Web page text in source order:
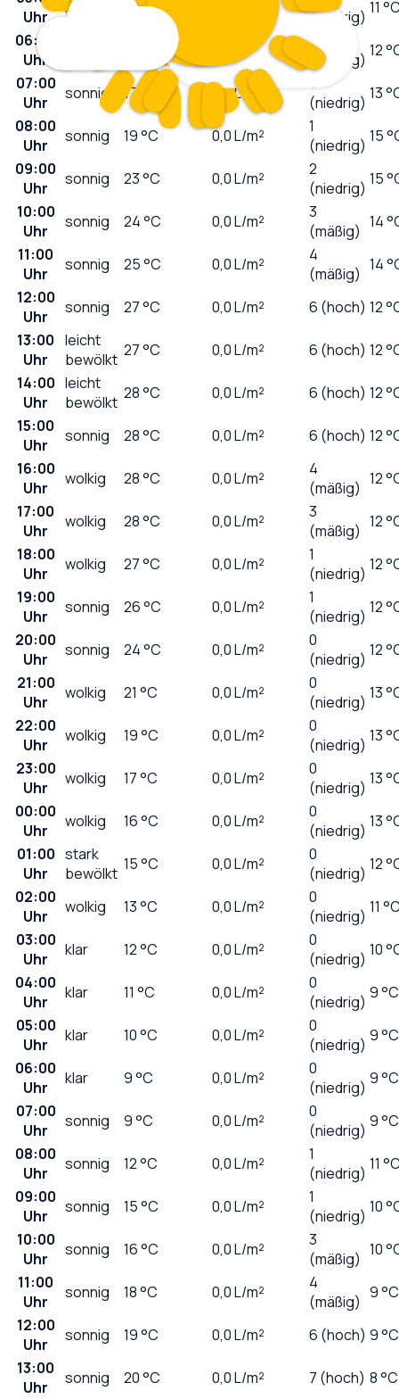
Uhr
klar 16°C
(niedrig) 11
06:00
Uhr
L/m²
0
(niedrig) 12
07:00
Uhr
sonnig 17 °C 0,0L/m²
0
(niedrig) 13
08:00
Uhr
sonnig 19°C 0,0L/m²
1
(niedrig) 15
09:00
Uhr
sonnig 23°C 0,0L/m²
2
(niedrig) 15
10:00
Uhr
sonnig 24°C 0,0L/m²
3
(mäßig) 14
11:00
Uhr
sonnig 25°C 0,0L/m²
4
(mäßig) 14
12:00
Uhr
sonnig 27°C 0,0L/m² 6 (hoch) 12
13:00
Uhr
leicht
bewölkt 27°C 0,0L/m² 6 (hoch) 12
14:00
Uhr
leicht
bewölkt 28°C 0,0L/m² 6 (hoch) 12
15:00
Uhr
sonnig 28°C 0,0L/m² 6 (hoch) 12
16:00
Uhr
wolkig 28°C 0,0L/m²
4
(mäßig) 12
17:00
Uhr
wolkig 28°C 0,0L/m²
3
(mäßig) 12
18:00
Uhr
wolkig 27°C 0,0L/m²
1
(niedrig) 12
19:00
Uhr
sonnig 26°C 0,0L/m²
1
(niedrig) 12
20:00
Uhr
sonnig 24°C 0,0L/m²
0
(niedrig) 12
21:00
Uhr
wolkig 21 °C 0,0L/m²
0
(niedrig) 13
22:00
Uhr
wolkig 19°C 0,0L/m²
0
(niedrig) 13
23:00
Uhr
wolkig 17°C 0,0L/m²
0
(niedrig) 13
00:00
Uhr
wolkig 16°C 0,0L/m²
0
(niedrig) 13
01:00
Uhr
stark
bewölkt 15°C 0,0L/m²
0
(niedrig) 12
02:00
Uhr
wolkig 13°C 0,0L/m²
0
(niedrig) 11
03:00
Uhr
klar 12°C 0,0L/m²
0
(niedrig) 10
04:00
Uhr
klar 11 °C 0,0L/m²
0
(niedrig) 9 °C
05:00
Uhr
klar 10°C 0,0L/m²
0
(niedrig) 9 °C
06:00
Uhr
klar 9°C 0,0L/m²
0
(niedrig) 9 °C
07:00
Uhr
sonnig 9°C 0,0L/m²
0
(niedrig) 9 °C
08:00
Uhr
sonnig 12°C 0,0L/m²
1
(niedrig) 11
09:00
Uhr
sonnig 15°C 0,0L/m²
1
(niedrig) 10
10:00
Uhr
sonnig 16°C 0,0L/m²
3
(mäßig) 10
11:00
Uhr
sonnig 18°C 0,0L/m²
4
(mäßig) 9 °C
12:00
Uhr
sonnig 19°C 0,0L/m² 6 (hoch) 9 °C
13:00
Uhr
sonnig 20°C 0,0L/m² 7 (hoch) 8 °C